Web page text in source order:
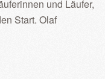
und Läufer,
Start. Olaf